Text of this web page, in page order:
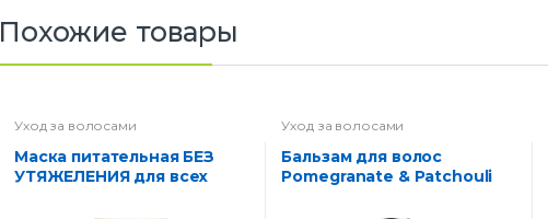
Похожие товары
Уход за волосами
Маска питательная БЕЗ
УТЯЖЕЛЕНИЯ для всех
Уход за волосами
Бальзам для волос
Pomegranate & Patchouli